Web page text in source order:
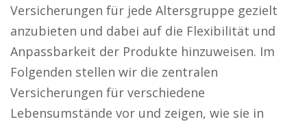
Versicherungen für jede Altersgruppe gezielt
anzubieten und dabei auf die Flexibilität und
Anpassbarkeit der Produkte hinzuweisen. Im
Folgenden stellen wir die zentralen
Versicherungen für verschiedene
Lebensumstände vor und zeigen, wie sie in